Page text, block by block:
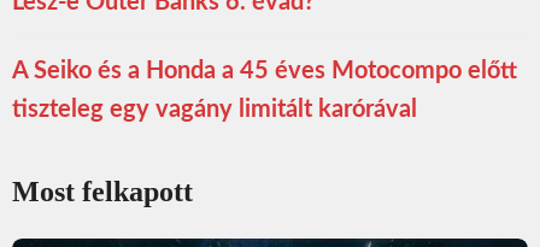
A Seiko és a Honda a 45 éves Motocompo előtt
tiszteleg egy vagány limitált karórával
Most felkapott